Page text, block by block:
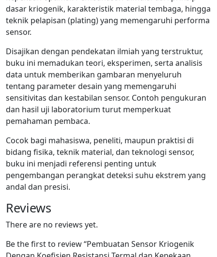
dasar kriogenik, karakteristik material tembaga, hingga
teknik pelapisan (plating) yang memengaruhi performa
sensor.
Disajikan dengan pendekatan ilmiah yang terstruktur,
buku ini memadukan teori, eksperimen, serta analisis
data untuk memberikan gambaran menyeluruh
tentang parameter desain yang memengaruhi
sensitivitas dan kestabilan sensor. Contoh pengukuran
dan hasil uji laboratorium turut memperkuat
pemahaman pembaca.
Cocok bagi mahasiswa, peneliti, maupun praktisi di
bidang fisika, teknik material, dan teknologi sensor,
buku ini menjadi referensi penting untuk
pengembangan perangkat deteksi suhu ekstrem yang
andal dan presisi.
Reviews
There are no reviews yet.
Be the first to review “Pembuatan Sensor Kriogenik